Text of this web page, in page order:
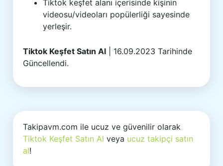
Tiktok keşfet alanı içerisinde kişinin
videosu/videoları popülerliği sayesinde
yerleşir.
Tiktok Keşfet Satın Al | 16.09.2023 Tarihinde
Güncellendi.
Takipavm.com ile ucuz ve güvenilir olarak
Tiktok Keşfet Satın Al veya ucuz takipçi satın
al!